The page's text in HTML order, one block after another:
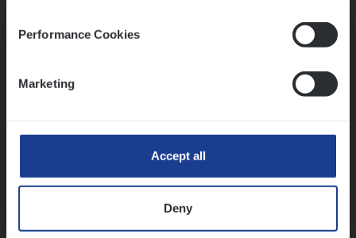
Performance Cookies
Marketing
Accept all
Deny
Diepte-interview met leidinggevende